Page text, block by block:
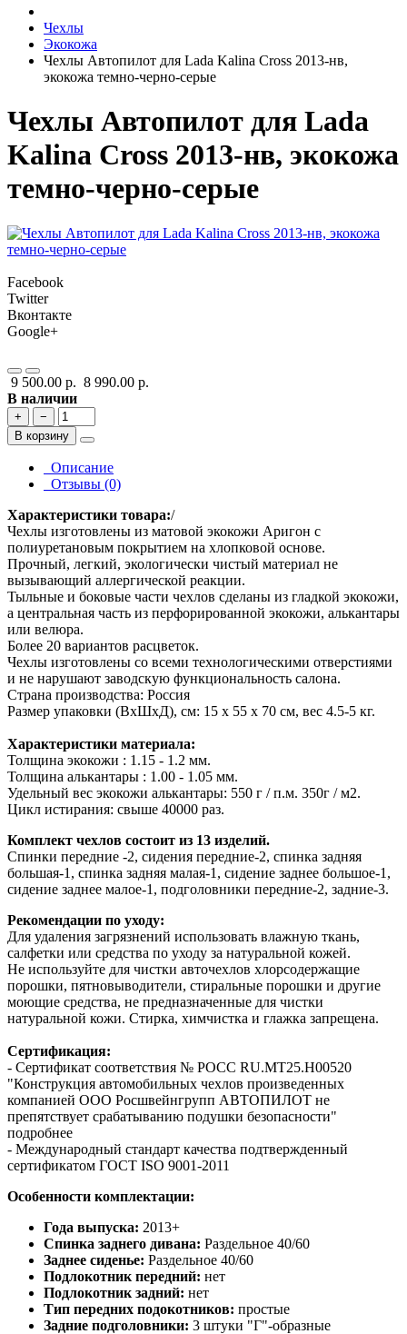
Чехлы
Экокожа
Чехлы Автопилот для Lada Kalina Cross 2013-нв,
экокожа темно-черно-серые
Чехлы Автопилот для Lada
Kalina Cross 2013-нв, экокожа
темно-черно-серые
Facebook
Twitter
Вконтакте
Google+
9 500.00 р. 8 990.00 р.
В наличии
+
−
В корзину
Описание
Отзывы (0)
Характеристики товара:/
Чехлы изготовлены из матовой экокожи Аригон с
полиуретановым покрытием на хлопковой основе.
Прочный, легкий, экологически чистый материал не
вызывающий аллергической реакции.
Тыльные и боковые части чехлов сделаны из гладкой экокожи,
а центральная часть из перфорированной экокожи, алькантары
или велюра.
Более 20 вариантов расцветок.
Чехлы изготовлены со всеми технологическими отверстиями
и не нарушают заводскую функциональность салона.
Страна производства: Россия
Размер упаковки (ВхШхД), см: 15 x 55 x 70 см, вес 4.5-5 кг.
Характеристики материала:
Толщина экокожи : 1.15 - 1.2 мм.
Толщина алькантары : 1.00 - 1.05 мм.
Удельный вес экокожи алькантары: 550 г / п.м. 350г / м2.
Цикл истирания: свыше 40000 раз.
Комплект чехлов состоит из 13 изделий.
Спинки передние -2, сидения передние-2, спинка задняя
большая-1, спинка задняя малая-1, сидение заднее большое-1,
сидение заднее малое-1, подголовники передние-2, задние-3.
Рекомендации по уходу:
Для удаления загрязнений использовать влажную ткань,
салфетки или средства по уходу за натуральной кожей.
Не используйте для чистки авточехлов хлорсодержащие
порошки, пятновыводители, стиральные порошки и другие
моющие средства, не предназначенные для чистки
натуральной кожи. Стирка, химчистка и глажка запрещена.
Сертификация:
- Сертификат соответствия № РОСС RU.МТ25.Н00520
"Конструкция автомобильных чехлов произведенных
компанией ООО Росшвейнгрупп АВТОПИЛОТ не
препятствует срабатыванию подушки безопасности"
подробнее
- Международный стандарт качества подтвержденный
сертификатом ГОСТ ISO 9001-2011
Особенности комплектации:
Года выпуска: 2013+
Спинка заднего дивана: Раздельное 40/60
Заднее сиденье: Раздельное 40/60
Подлокотник передний: нет
Подлокотник задний: нет
Тип передних подокотников: простые
Задние подголовники: 3 штуки "Г"-образные